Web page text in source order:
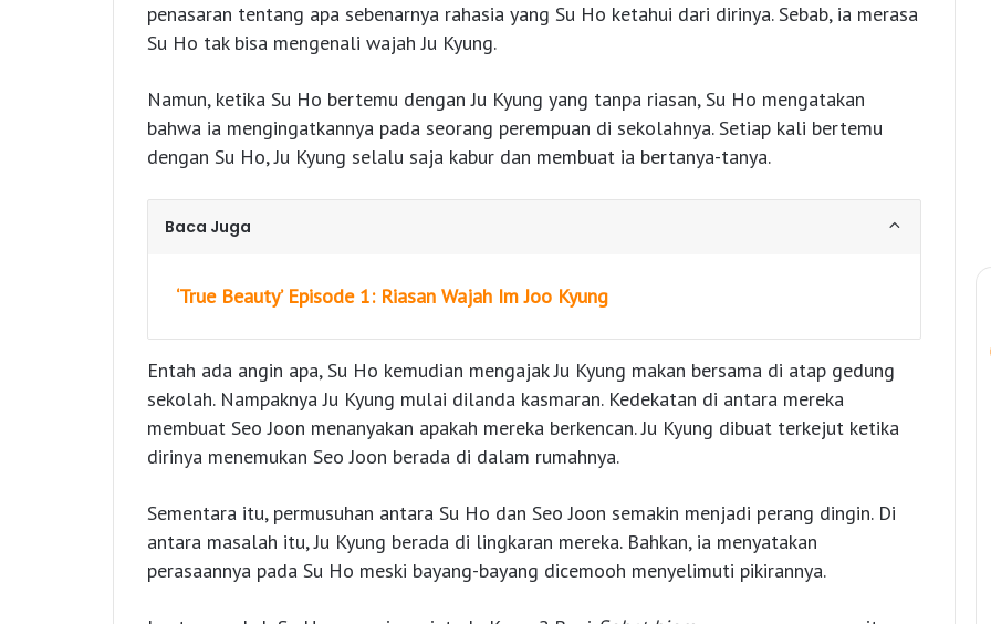
penasaran tentang apa sebenarnya rahasia yang Su Ho ketahui dari dirinya. Sebab, ia merasa
Su Ho tak bisa mengenali wajah Ju Kyung.
Namun, ketika Su Ho bertemu dengan Ju Kyung yang tanpa riasan, Su Ho mengatakan
bahwa ia mengingatkannya pada seorang perempuan di sekolahnya. Setiap kali bertemu
dengan Su Ho, Ju Kyung selalu saja kabur dan membuat ia bertanya-tanya.
Baca Juga
‘True Beauty’ Episode 1: Riasan Wajah Im Joo Kyung
Entah ada angin apa, Su Ho kemudian mengajak Ju Kyung makan bersama di atap gedung
sekolah. Nampaknya Ju Kyung mulai dilanda kasmaran. Kedekatan di antara mereka
membuat Seo Joon menanyakan apakah mereka berkencan. Ju Kyung dibuat terkejut ketika
dirinya menemukan Seo Joon berada di dalam rumahnya.
Sementara itu, permusuhan antara Su Ho dan Seo Joon semakin menjadi perang dingin. Di
antara masalah itu, Ju Kyung berada di lingkaran mereka. Bahkan, ia menyatakan
perasaannya pada Su Ho meski bayang-bayang dicemooh menyelimuti pikirannya.